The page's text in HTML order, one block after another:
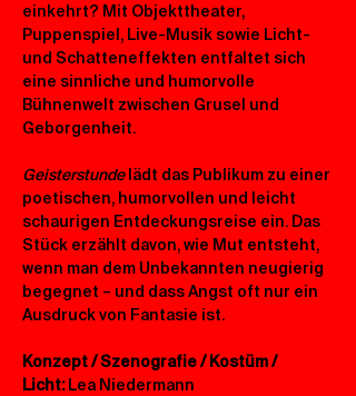
einkehrt? Mit Objekttheater,
Puppenspiel, Live-Musik sowie Licht-
und Schatteneffekten entfaltet sich
eine sinnliche und humorvolle
Bühnenwelt zwischen Grusel und
Geborgenheit.
Geisterstunde lädt das Publikum zu einer
poetischen, humorvollen und leicht
schaurigen Entdeckungsreise ein. Das
Stück erzählt davon, wie Mut entsteht,
wenn man dem Unbekannten neugierig
begegnet – und dass Angst oft nur ein
Ausdruck von Fantasie ist.
Konzept / Szenografie / Kostüm /
Licht: Lea Niedermann